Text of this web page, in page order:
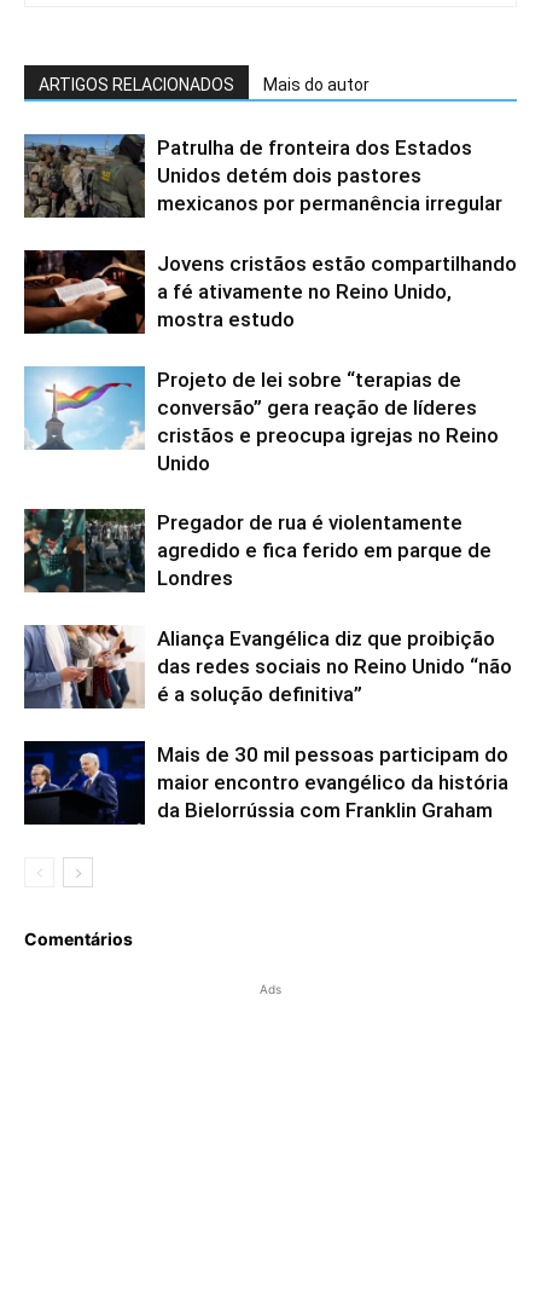
ARTIGOS RELACIONADOS Mais do autor
Patrulha de fronteira dos Estados
Unidos detém dois pastores
mexicanos por permanência irregular
Jovens cristãos estão compartilhando
a fé ativamente no Reino Unido,
mostra estudo
Projeto de lei sobre “terapias de
conversão” gera reação de líderes
cristãos e preocupa igrejas no Reino
Unido
Pregador de rua é violentamente
agredido e fica ferido em parque de
Londres
Aliança Evangélica diz que proibição
das redes sociais no Reino Unido “não
é a solução definitiva”
Mais de 30 mil pessoas participam do
maior encontro evangélico da história
da Bielorrússia com Franklin Graham
Comentários
Ads